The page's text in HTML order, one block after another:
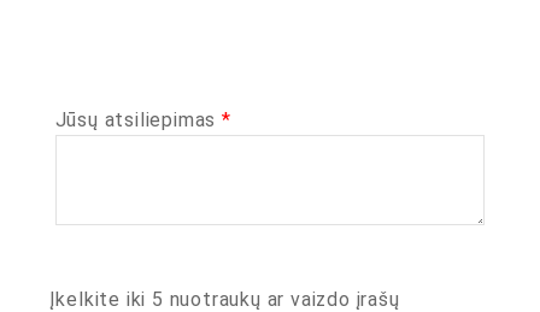
Jūsų atsiliepimas *
Įkelkite iki 5 nuotraukų ar vaizdo įrašų